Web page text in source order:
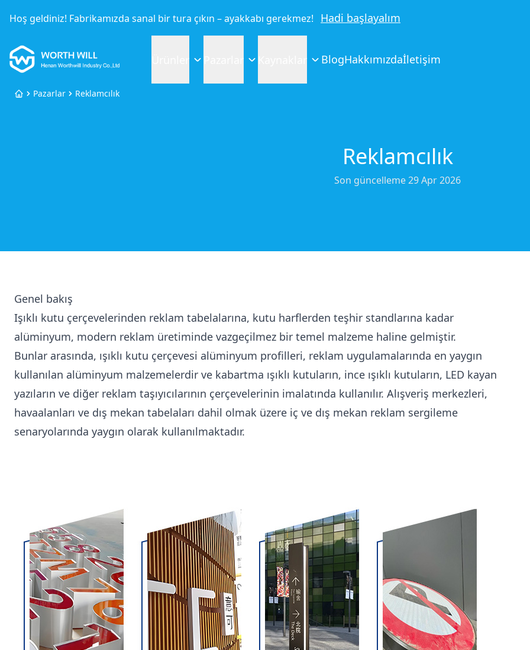
Hoş geldiniz! Fabrikamızda sanal bir tura çıkın – ayakkabı gerekmez! Hadi başlayalım
Worthwill
BlogHakkımızdaİletişim
Ana Sayfa
Pazarlar Reklamcılık
Reklamcılık
Son güncelleme29 Apr 2026
Genel bakış
Işıklı kutu çerçevelerinden reklam tabelalarına, kutu harflerden teşhir standlarına kadar
alüminyum, modern reklam üretiminde vazgeçilmez bir temel malzeme haline gelmiştir.
Bunlar arasında, ışıklı kutu çerçevesi alüminyum profilleri, reklam uygulamalarında en yaygın
kullanılan alüminyum malzemelerdir ve kabartma ışıklı kutuların, ince ışıklı kutuların, LED kayan
yazıların ve diğer reklam taşıyıcılarının çerçevelerinin imalatında kullanılır. Alışveriş merkezleri,
havaalanları ve dış mekan tabelaları dahil olmak üzere iç ve dış mekan reklam sergileme
senaryolarında yaygın olarak kullanılmaktadır.